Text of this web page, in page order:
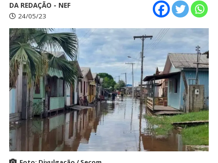
DA REDAÇÃO - NEF
24/05/23